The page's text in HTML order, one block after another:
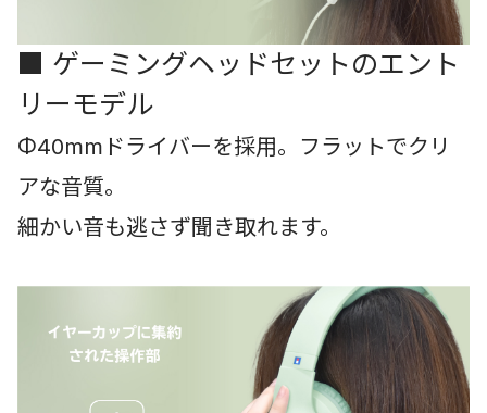
■ ゲーミングヘッドセットのエント
リーモデル
Φ40mmドライバーを採用。フラットでクリ
アな音質。
細かい音も逃さず聞き取れます。